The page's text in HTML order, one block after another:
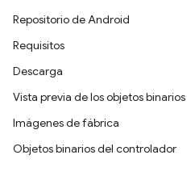
Repositorio de Android
Requisitos
Descarga
Vista previa de los objetos binarios
Imágenes de fábrica
Objetos binarios del controlador